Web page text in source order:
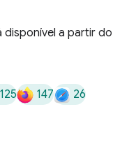
a partir do
125 147 26